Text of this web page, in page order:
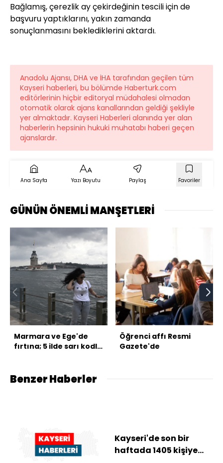
Bağlamış, çerezlik ay çekirdeğinin tescili için de
başvuru yaptıklarını, yakın zamanda
sonuçlanmasını beklediklerini aktardı.
Anadolu Ajansı, DHA ve İHA tarafından geçilen tüm
Kayseri haberleri, bu bölümde Haberturk.com
editörlerinin hiçbir editoryal müdahalesi olmadan
otomatik olarak ajans kanallarından geldiği şekliyle
yer almaktadır. Kayseri Haberleri alanında yer alan
haberlerin hepsinin hukuki muhatabı haberi geçen
ajanslardır.
Ana Sayfa Yazı Boyutu Paylaş Favoriler
GÜNÜN ÖNEMLİ MANŞETLERİ
Marmara ve Ege'de
fırtına; 5 ilde sarı kodlu
Öğrenci affı Resmi
Gazete'de
Benzer Haberler
Kayseri'de son bir
haftada 1405 kişiye